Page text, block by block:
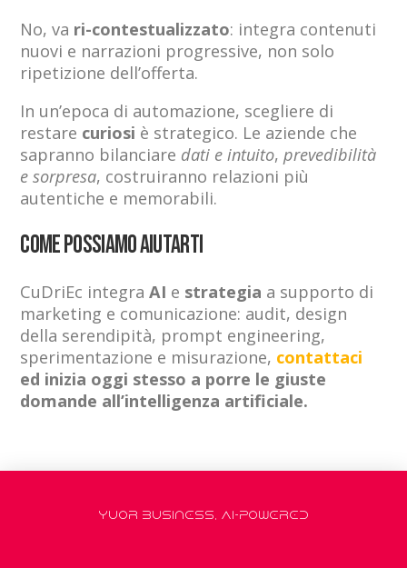
No, va ri-contestualizzato: integra contenuti
nuovi e narrazioni progressive, non solo
ripetizione dell’offerta.
In un’epoca di automazione, scegliere di
restare curiosi è strategico. Le aziende che
sapranno bilanciare dati e intuito,prevedibilità
e sorpresa, costruiranno relazioni più
autentiche e memorabili.
Come possiamo aiutarti
CuDriEc integraAI e strategia a supporto di
marketing e comunicazione: audit, design
della serendipità, prompt engineering,
sperimentazione e misurazione, contattaci
ed inizia oggi stesso a porre le giuste
domande all’intelligenza artificiale.
YUOR BUSINESS, AI-POWERED